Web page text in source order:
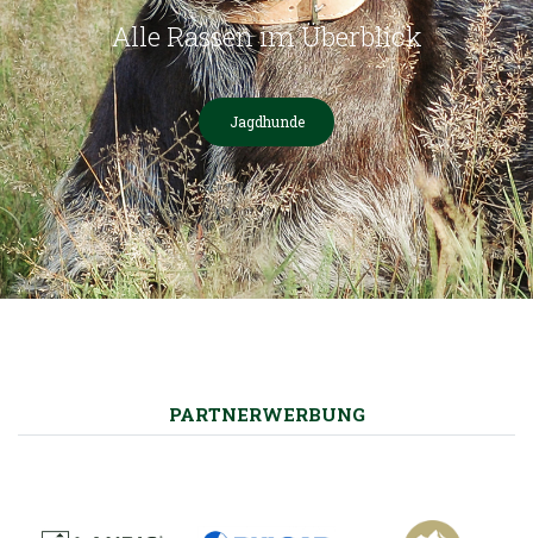
Alle Rassen im Überblick
Jagdhunde
PARTNERWERBUNG